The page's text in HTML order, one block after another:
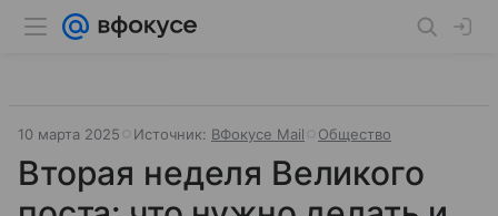
10 марта 2025 Источник: ВФокусе Mail Общество
Вторая неделя Великого